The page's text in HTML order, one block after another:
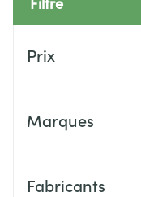
Prix
Marques
Fabricants